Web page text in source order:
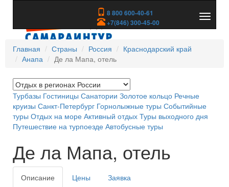
8 800 600-40-61
+7(846) 300-45-00
скрыть
Главная
Страны Россия
Краснодарский край
Анапа
Де ла Мапа, отель
Турбазы Гостиницы Санатории Золотое кольцо Речные
круизы Санкт-Петербург Горнолыжные туры Событийные
туры Отдых на море Активный отдых Туры выходного дня
Путешествие на турпоезде Автобусные туры
Де ла Мапа, отель
Описание Цены Заявка